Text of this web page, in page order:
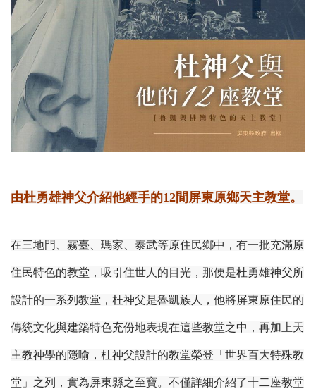
由杜勇雄神父介紹他經手的12間屏東原鄉天主教堂。
在三地門、霧臺、瑪家、泰武等原住民鄉中，有一批充滿原
住民特色的教堂，吸引住世人的目光，那便是杜勇雄神父所
設計的一系列教堂，杜神父是魯凱族人，他將屏東原住民的
傳統文化與建築特色充份地表現在這些教堂之中，再加上天
主教神學的隱喻，杜神父設計的教堂榮登「世界百大特殊教
堂」之列，實為屏東縣之至寶。 不僅詳細介紹了十二座教堂